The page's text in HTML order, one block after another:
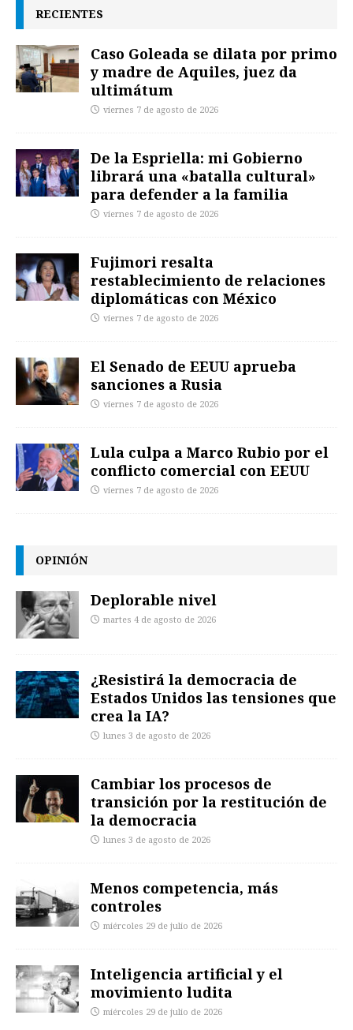
RECIENTES
Caso Goleada se dilata por primo
y madre de Aquiles, juez da
ultimátum
viernes 7 de agosto de 2026
De la Espriella: mi Gobierno
librará una «batalla cultural»
para defender a la familia
viernes 7 de agosto de 2026
Fujimori resalta
restablecimiento de relaciones
diplomáticas con México
viernes 7 de agosto de 2026
El Senado de EEUU aprueba
sanciones a Rusia
viernes 7 de agosto de 2026
Lula culpa a Marco Rubio por el
conflicto comercial con EEUU
viernes 7 de agosto de 2026
OPINIÓN
Deplorable nivel
martes 4 de agosto de 2026
¿Resistirá la democracia de
Estados Unidos las tensiones que
crea la IA?
lunes 3 de agosto de 2026
Cambiar los procesos de
transición por la restitución de
la democracia
lunes 3 de agosto de 2026
Menos competencia, más
controles
miércoles 29 de julio de 2026
Inteligencia artificial y el
movimiento ludita
miércoles 29 de julio de 2026